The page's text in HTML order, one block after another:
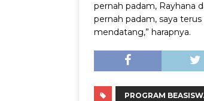
pernah padam, Rayhana
pernah padam, saya
mendatang,” harapnya.
PROGRAM